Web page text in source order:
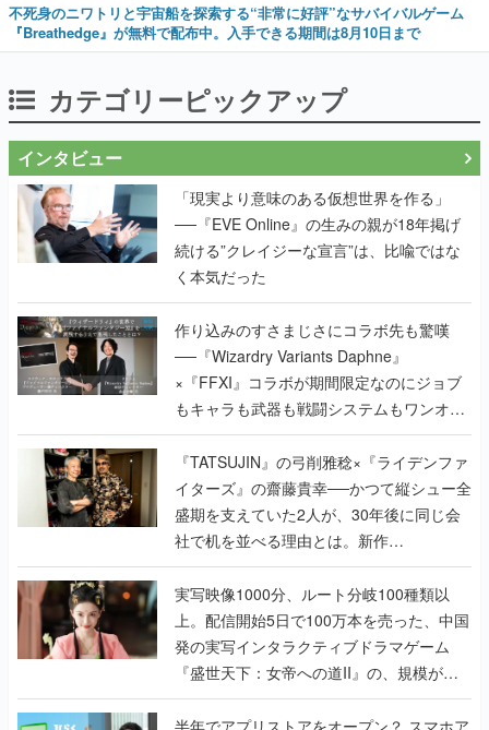
不死身のニワトリと宇宙船を探索する“非常に好評”なサバイバルゲーム
『Breathedge』が無料で配布中。入手できる期間は8月10日まで
カテゴリーピックアップ
インタビュー
「現実より意味のある仮想世界を作る」
──『EVE Online』の生みの親が18年掲げ
続ける”クレイジーな宣言”は、比喩ではな
く本気だった
作り込みのすさまじさにコラボ先も驚嘆
──『Wizardry Variants Daphne』
×『FFXI』コラボが期間限定なのにジョブ
もキャラも武器も戦闘システムもワンオフ
で作り込まれた理由を両ディレクターに聞
く
『TATSUJIN』の弓削雅稔×『ライデンファ
イターズ』の齋藤貴幸──かつて縦シュー全
盛期を支えていた2人が、30年後に同じ会
社で机を並べる理由とは。新作
『TATSUJIN EXTREME』で初タッグを組
んだレジェンド2人に訊く開発秘話
実写映像1000分、ルート分岐100種類以
上。配信開始5日で100万本を売った、中国
発の実写インタラクティブドラマゲーム
『盛世天下：女帝への道II』の、規模が違
うこだわりをプロデューサーに聞いた
半年でアプリストアをオープン？ スマホア